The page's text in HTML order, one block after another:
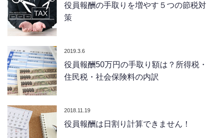
役員報酬の手取りを増やす５つの節税対
策
2019.3.6
役員報酬50万円の手取り額は？所得税・
住民税・社会保険料の内訳
2018.11.19
役員報酬は日割り計算できません！